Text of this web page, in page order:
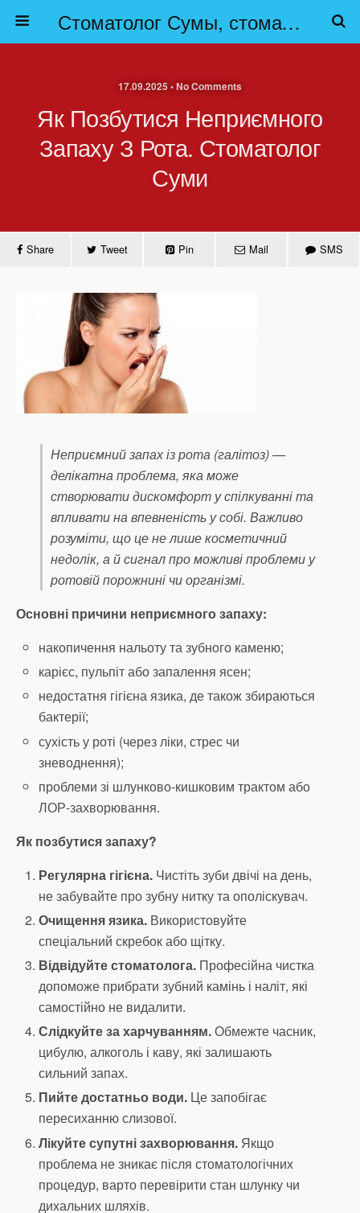
Стоматолог Сумы, стоматологические клиники Сумы, детская стоматология в Сумах. | Частная стоматология Сумы
17.09.2025 • No Comments
Як Позбутися Неприємного
Запаху З Рота. Стоматолог
Суми
Share Tweet Pin Mail SMS
Неприємний запах із рота (галітоз) —
делікатна проблема, яка може
створювати дискомфорт у спілкуванні та
впливати на впевненість у собі. Важливо
розуміти, що це не лише косметичний
недолік, а й сигнал про можливі проблеми у
ротовій порожнині чи організмі.
Основні причини неприємного запаху:
накопичення нальоту та зубного каменю;
карієс, пульпіт або запалення ясен;
недостатня гігієна язика, де також збираються
бактерії;
сухість у роті (через ліки, стрес чи
зневоднення);
проблеми зі шлунково-кишковим трактом або
ЛОР-захворювання.
Як позбутися запаху?
Регулярна гігієна. Чистіть зуби двічі на день,
не забувайте про зубну нитку та ополіскувач.
Очищення язика. Використовуйте
спеціальний скребок або щітку.
Відвідуйте стоматолога. Професійна чистка
допоможе прибрати зубний камінь і наліт, які
самостійно не видалити.
Слідкуйте за харчуванням.Обмежте часник,
цибулю, алкоголь і каву, які залишають
сильний запах.
Пийте достатньо води. Це запобігає
пересиханню слизової.
Лікуйте супутні захворювання. Якщо
проблема не зникає після стоматологічних
процедур, варто перевірити стан шлунку чи
дихальних шляхів.